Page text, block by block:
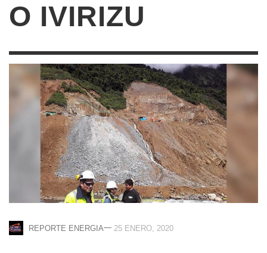
O IVIRIZU
REPORTE ENERGIA— 25 ENERO, 2020